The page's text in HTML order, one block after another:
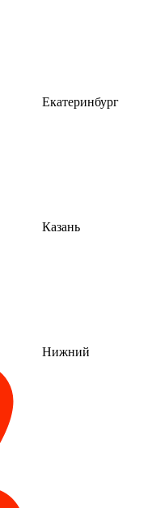
Екатеринбург
Казань
Нижний